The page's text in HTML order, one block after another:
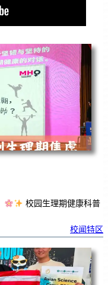
校园生理期健康科普
校闻特区